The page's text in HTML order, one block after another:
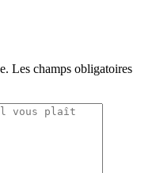
Les champs obligatoires